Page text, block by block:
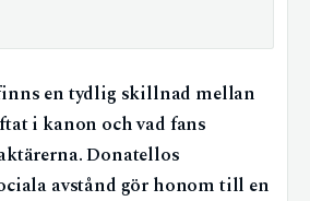
en tydlig skillnad mellan
i kanon och vad fans
Donatellos
avstånd gör honom till en